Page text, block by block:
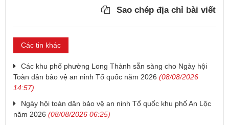
Sao chép địa chỉ bài viết
Các tin khác
Các khu phố phường Long Thành sẵn sàng cho Ngày hội
Toàn dân bảo vệ an ninh Tổ quốc năm 2026 (08/08/2026
14:57)
Ngày hội toàn dân bảo vệ an ninh Tổ quốc khu phố An Lộc
năm 2026 (08/08/2026 06:25)